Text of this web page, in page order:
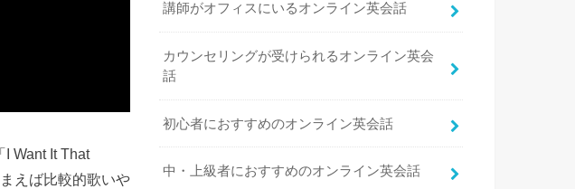
Want It That
えば比較的歌いや
講師がオフィスにいるオンライン英会話
カウンセリングが受けられるオンライン英会
話
初心者におすすめのオンライン英会話
中・上級者におすすめのオンライン英会話